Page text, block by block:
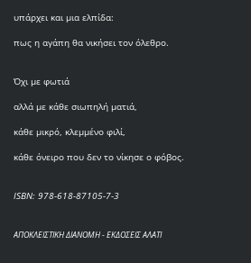
υπάρχει και μια ελπίδα:
πως η αγάπη θα νικήσει τον όλεθρο.
Όχι με φωτιά
αλλά με κάθε σιωπηλή ματιά,
κάθε μικρό, κλεμμένο φιλί,
κάθε όνειρο που δεν το νίκησε ο φόβος.
ISBN: 978-618-87105-7-3
ΑΠΟΚΛΕΙΣΤΙΚΗ ΔΙΑΝΟΜΗ - ΕΚΔΟΣΕΙΣ ΑΛΑΤΙ